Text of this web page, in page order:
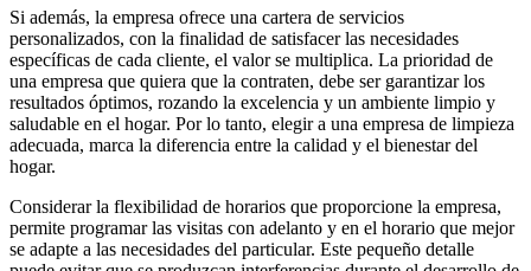
Si además, la empresa ofrece una cartera de servicios
personalizados, con la finalidad de satisfacer las necesidades
específicas de cada cliente, el valor se multiplica. La prioridad de
una empresa que quiera que la contraten, debe ser garantizar los
resultados óptimos, rozando la excelencia y un ambiente limpio y
saludable en el hogar. Por lo tanto, elegir a una empresa de limpieza
adecuada, marca la diferencia entre la calidad y el bienestar del
hogar.
Considerar la flexibilidad de horarios que proporcione la empresa,
permite programar las visitas con adelanto y en el horario que mejor
se adapte a las necesidades del particular. Este pequeño detalle